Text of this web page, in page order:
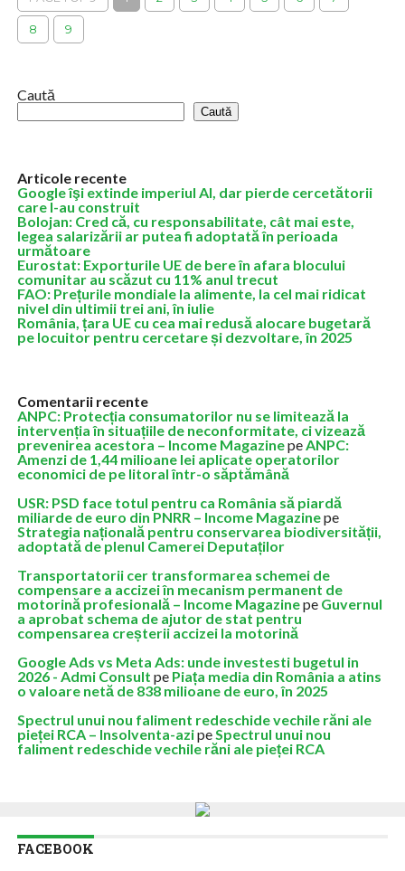
cauza faptului...
8 9
Caută
Caută
Articole recente
Google îşi extinde imperiul AI, dar pierde cercetătorii
care l-au construit
Bolojan: Cred că, cu responsabilitate, cât mai este,
legea salarizării ar putea fi adoptată în perioada
următoare
Eurostat: Exporturile UE de bere în afara blocului
comunitar au scăzut cu 11% anul trecut
FAO: Prețurile mondiale la alimente, la cel mai ridicat
nivel din ultimii trei ani, în iulie
România, țara UE cu cea mai redusă alocare bugetară
pe locuitor pentru cercetare și dezvoltare, în 2025
Comentarii recente
ANPC: Protecția consumatorilor nu se limitează la
intervenția în situațiile de neconformitate, ci vizează
prevenirea acestora – Income MagazinepeANPC:
Amenzi de 1,44 milioane lei aplicate operatorilor
economici de pe litoral într-o săptămână
USR: PSD face totul pentru ca România să piardă
miliarde de euro din PNRR – Income Magazinepe
Strategia națională pentru conservarea biodiversității,
adoptată de plenul Camerei Deputaților
Transportatorii cer transformarea schemei de
compensare a accizei în mecanism permanent de
motorină profesională – Income Magazinepe Guvernul
a aprobat schema de ajutor de stat pentru
compensarea creșterii accizei la motorină
Google Ads vs Meta Ads: unde investesti bugetul in
2026 - Admi Consult pe Piața media din România a atins
o valoare netă de 838 milioane de euro, în 2025
Spectrul unui nou faliment redeschide vechile răni ale
pieței RCA – Insolventa-azipeSpectrul unui nou
faliment redeschide vechile răni ale pieței RCA
FACEBOOK